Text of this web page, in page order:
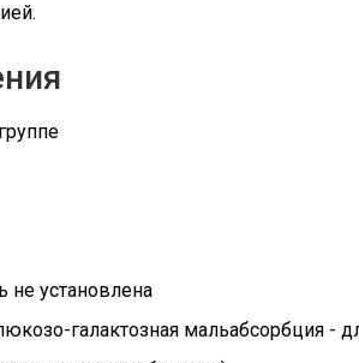
не установлена
галактозная мальабсорбция -